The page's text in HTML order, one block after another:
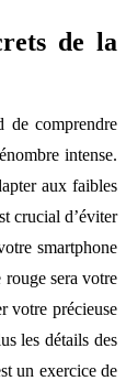
de la
de comprendre
intense.
aux faibles
crucial d’éviter
smartphone
rouge sera votre
votre précieuse
les détails des
un exercice de